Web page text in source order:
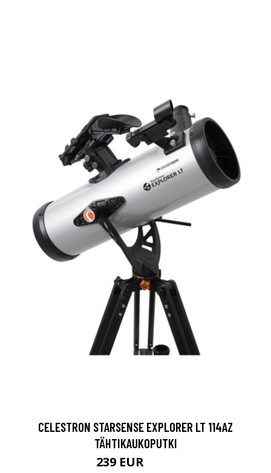
CELESTRON STARSENSE EXPLORER LT 114AZ
TÄHTIKAUKOPUTKI
239 EUR